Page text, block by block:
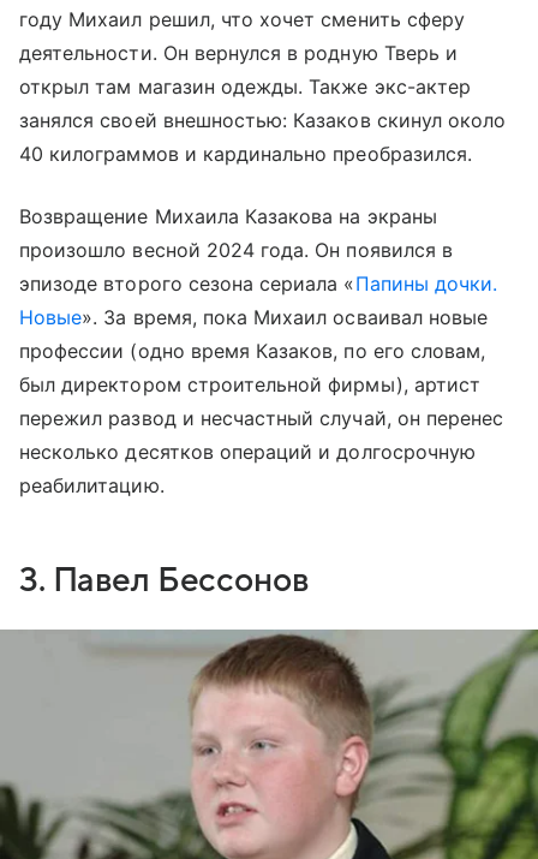
году Михаил решил, что хочет сменить сферу
деятельности. Он вернулся в родную Тверь и
открыл там магазин одежды. Также экс-актер
занялся своей внешностью: Казаков скинул около
40 килограммов и кардинально преобразился.
Возвращение Михаила Казакова на экраны
произошло весной 2024 года. Он появился в
эпизоде второго сезона сериала «Папины дочки.
Новые». За время, пока Михаил осваивал новые
профессии (одно время Казаков, по его словам,
был директором строительной фирмы), артист
пережил развод и несчастный случай, он перенес
несколько десятков операций и долгосрочную
реабилитацию.
3. Павел Бессонов